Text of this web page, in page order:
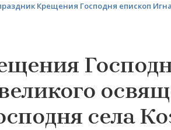
Крещения Господня епископ
села